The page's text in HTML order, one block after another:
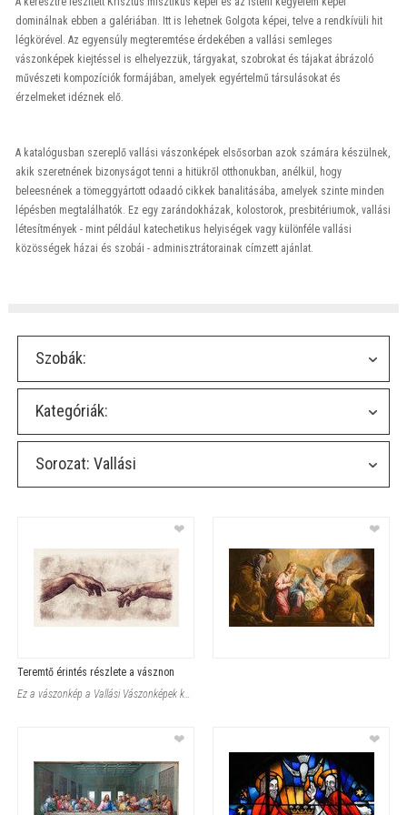
dominálnak ebben a galériában. Itt is lehetnek Golgota képei, telve a rendkívüli hit
légkörével. Az egyensúly megteremtése érdekében a vallási semleges
vászonképek kiejtéssel is elhelyezzük, tárgyakat, szobrokat és tájakat ábrázoló
művészeti kompozíciók formájában, amelyek egyértelmű társulásokat és
érzelmeket idéznek elő.
A katalógusban szereplő vallási vászonképek elsősorban azok számára készülnek,
akik szeretnének bizonyságot tenni a hitükről otthonukban, anélkül, hogy
beleesnének a tömeggyártott odaadó cikkek banalitásába, amelyek szinte minden
lépésben megtalálhatók. Ez egy zarándokházak, kolostorok, presbitériumok, vallási
létesítmények - mint például katechetikus helyiségek vagy különféle vallási
közösségek házai és szobái - adminisztrátorainak címzett ajánlat.
Szobák:
Kategóriák:
Sorozat: Vallási
❤
Teremtő érintés részlete a vásznon
Ez a vászonkép a Vallási Vászonképek kategóriából egy ikonikus kézmotí
❤
❤ ❤